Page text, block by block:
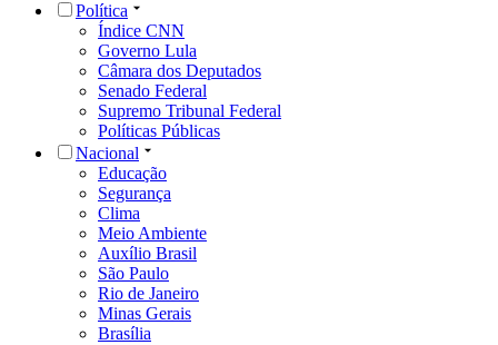
Política
Índice CNN
Governo Lula
Câmara dos Deputados
Senado Federal
Supremo Tribunal Federal
Políticas Públicas
Nacional
Educação
Segurança
Clima
Meio Ambiente
Auxílio Brasil
São Paulo
Rio de Janeiro
Minas Gerais
Brasília